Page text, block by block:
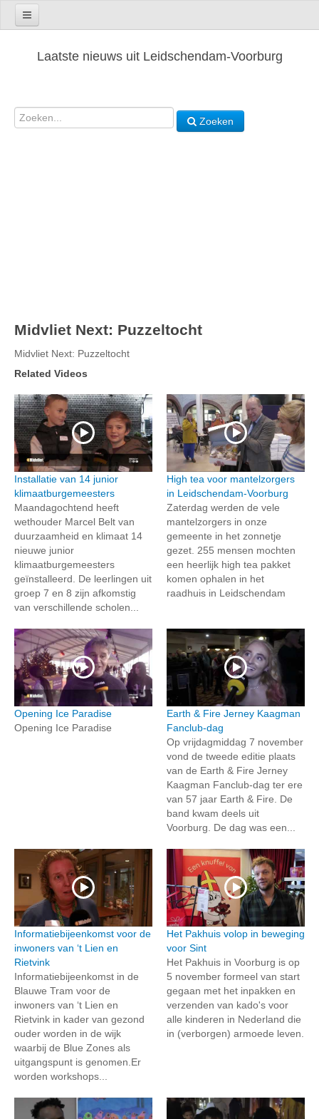
Laatste nieuws uit Leidschendam-Voorburg
Zoeken
Midvliet Next: Puzzeltocht
Midvliet Next: Puzzeltocht
Related Videos
Installatie van 14 junior
klimaatburgemeesters
Maandagochtend heeft
wethouder Marcel Belt van
duurzaamheid en klimaat 14
nieuwe junior
klimaatburgemeesters
geïnstalleerd. De leerlingen uit
groep 7 en 8 zijn afkomstig
van verschillende scholen...
High tea voor mantelzorgers
in Leidschendam-Voorburg
Zaterdag werden de vele
mantelzorgers in onze
gemeente in het zonnetje
gezet. 255 mensen mochten
een heerlijk high tea pakket
komen ophalen in het
raadhuis in Leidschendam
Opening Ice Paradise
Opening Ice Paradise
Earth & Fire Jerney Kaagman
Fanclub-dag
Op vrijdagmiddag 7 november
vond de tweede editie plaats
van de Earth & Fire Jerney
Kaagman Fanclub-dag ter ere
van 57 jaar Earth & Fire. De
band kwam deels uit
Voorburg. De dag was een...
Informatiebijeenkomst voor de
inwoners van ‘t Lien en
Rietvink
Informatiebijeenkomst in de
Blauwe Tram voor de
inwoners van ‘t Lien en
Rietvink in kader van gezond
ouder worden in de wijk
waarbij de Blue Zones als
uitgangspunt is genomen.Er
worden workshops...
Het Pakhuis volop in beweging
voor Sint
Het Pakhuis in Voorburg is op
5 november formeel van start
gegaan met het inpakken en
verzenden van kado's voor
alle kinderen in Nederland die
in (verborgen) armoede leven.